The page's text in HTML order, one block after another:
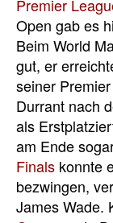
Premier
Open gab es
Beim World
gut, er
seiner
Durrant nach
als
am Ende
Finals konnte
bezwingen,
James Wade.